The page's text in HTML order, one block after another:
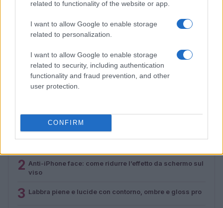
related to functionality of the website or app.
I want to allow Google to enable storage
related to personalization.
I want to allow Google to enable storage
related to security, including authentication
functionality and fraud prevention, and other
user protection.
CONFIRM
Labbra piene e lucide con contorno, ombre e gloss
Beatrice Bonaventura · 5 Ago 2026
1
2 Anti-iPhone face: come ridurre l’effetto da schermo sul
viso
3 Labbra piene e lucide con contorno, ombre e gloss pro